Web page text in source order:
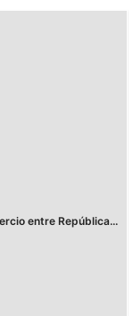
entre República...